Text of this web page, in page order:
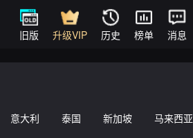
旧版 升级VIP 历史 榜单 消息
意大利 泰国 新加坡 马来西亚